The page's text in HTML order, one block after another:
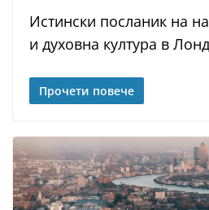
Истински посланик на
и духовна култура в
Прочети повече